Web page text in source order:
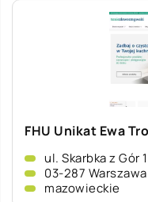
FHU Unikat Ewa
ul. Skarbka z Gór
03-287 Warszawa
mazowieckie